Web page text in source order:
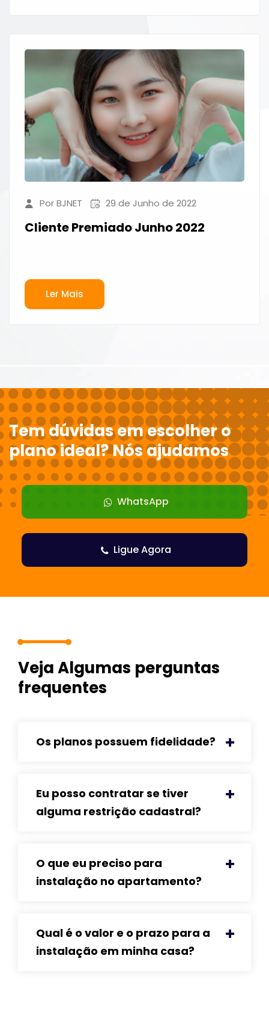
Por BJNET 29 de Junho de 2022
Cliente Premiado Junho 2022
Ler Mais
Tem dúvidas em escolher o
plano ideal? Nós ajudamos
WhatsApp
Ligue Agora
Veja Algumas perguntas
frequentes
Os planos possuem fidelidade?
Eu posso contratar se tiver
alguma restrição cadastral?
O que eu preciso para
instalação no apartamento?
Qual é o valor e o prazo para a
instalação em minha casa?